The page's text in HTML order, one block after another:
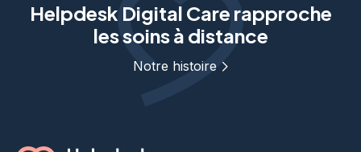
Helpdesk Digital Care rapproche
les soins à distance
Notre histoire